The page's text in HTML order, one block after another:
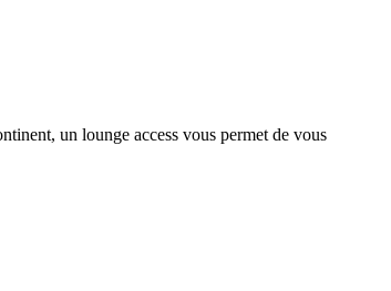
un lounge access vous permet de vous